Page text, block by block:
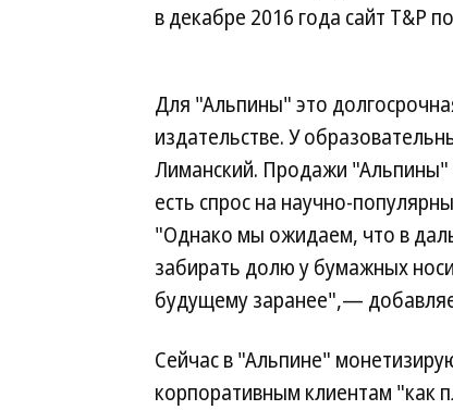
в декабре 2016 года сайт T&P
Для "Альпины" это
издательстве. У
Лиманский. Продажи "Альпины"
есть спрос на научно-
"Однако мы ожидаем, что в
забирать долю у бумажных
будущему заранее",—
Сейчас в "Альпине"
корпоративным клиентам "как